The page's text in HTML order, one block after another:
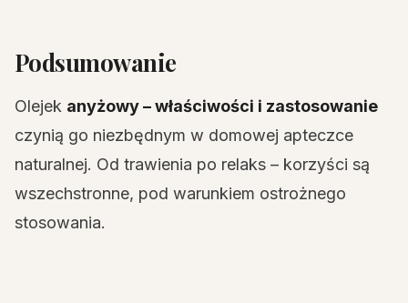
Podsumowanie
Olejek anyżowy – właściwości i zastosowanie
czynią go niezbędnym w domowej apteczce
naturalnej. Od trawienia po relaks – korzyści są
wszechstronne, pod warunkiem ostrożnego
stosowania.